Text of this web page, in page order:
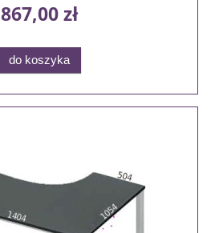
867,00 zł
do koszyka